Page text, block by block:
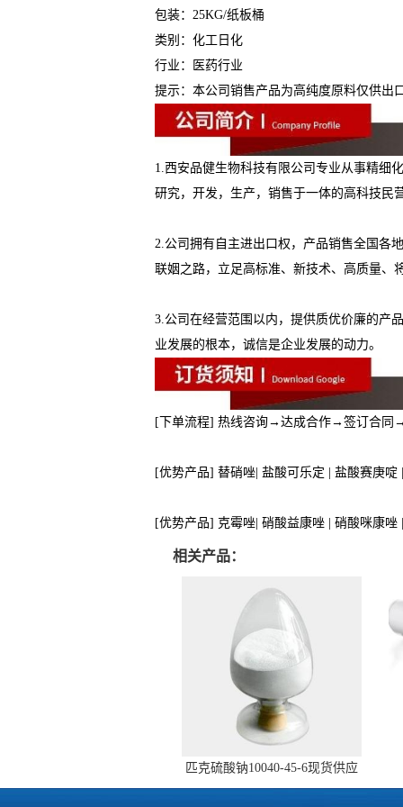
包装：25KG/纸板桶
类别：化工日化
行业：医药行业
提示：本公司销售产品为高纯度原料仅供出
1.西安品健生物科技有限公司专业从事精细
研究，开发，生产，销售于一体的高科技民
2.公司拥有自主进出口权，产品销售全国各
联姻之路，立足高标准、新技术、高质量、
3.公司在经营范围以内，提供质优价廉的产
业发展的根本，诚信是企业发展的动力。
[下单流程] 热线咨询→达成合作→签订合
[优势产品] 替硝唑| 盐酸可乐定 | 盐酸赛庚
[优势产品] 克霉唑| 硝酸益康唑 | 硝酸咪康
相关产品：
匹克硫酸钠10040-45-6现货供应